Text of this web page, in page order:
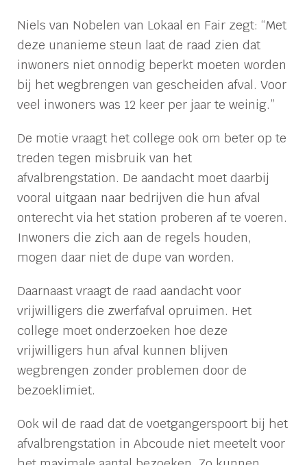
Niels van Nobelen van Lokaal en Fair zegt: “Met
deze unanieme steun laat de raad zien dat
inwoners niet onnodig beperkt moeten worden
bij het wegbrengen van gescheiden afval. Voor
veel inwoners was 12 keer per jaar te weinig.”
De motie vraagt het college ook om beter op te
treden tegen misbruik van het
afvalbrengstation. De aandacht moet daarbij
vooral uitgaan naar bedrijven die hun afval
onterecht via het station proberen af te voeren.
Inwoners die zich aan de regels houden,
mogen daar niet de dupe van worden.
Daarnaast vraagt de raad aandacht voor
vrijwilligers die zwerfafval opruimen. Het
college moet onderzoeken hoe deze
vrijwilligers hun afval kunnen blijven
wegbrengen zonder problemen door de
bezoeklimiet.
Ook wil de raad dat de voetgangerspoort bij het
afvalbrengstation in Abcoude niet meetelt voor